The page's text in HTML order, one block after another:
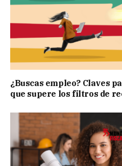
¿Buscas empleo? Claves
que supere los filtros de